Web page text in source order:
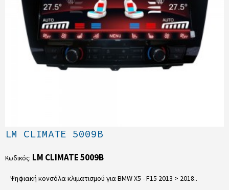
LM CLIMATE 5009B
Κωδικός: LM CLIMATE 5009B
Ψηφιακή κονσόλα κλιματισμού για BMW X5 - F15 2013 > 2018​..